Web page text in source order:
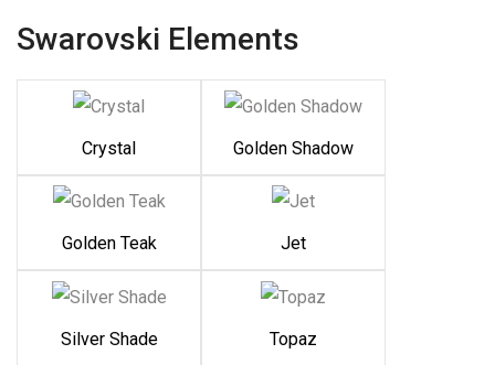
Swarovski Elements
Crystal Golden Shadow
Golden Teak Jet
Silver Shade Topaz